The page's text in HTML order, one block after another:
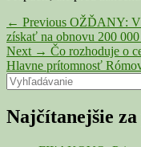
Navigácia
v
článku
← Previous Previous
post:
OŽĎANY:
získať na obnovu 200
Next → Next
post:
Čo rozhoduje o
Hlavne prítomnosť
Primary
Sidebar
Widget
Search
for:
Najčítanejšie